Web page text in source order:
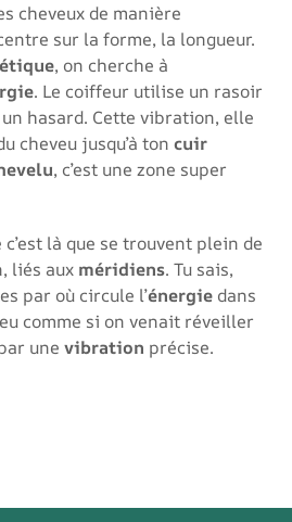
cheveux de manière
sur la forme, la longueur.
, on cherche à
. Le coiffeur utilise un rasoir
un hasard. Cette vibration, elle
cheveu jusqu’à ton cuir
, c’est une zone super
c’est là que se trouvent plein de
liés aux méridiens. Tu sais,
par où circule l’énergie dans
comme si on venait réveiller
une vibration précise.